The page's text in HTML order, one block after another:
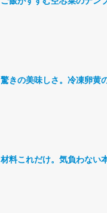
驚きの美味しさ。冷凍卵黄
材料これだけ。気負わない